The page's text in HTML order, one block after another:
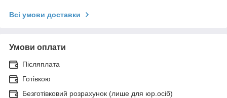
Всі умови доставки
Умови оплати
Післяплата
Готівкою
Безготівковий розрахунок (лише для юр.осіб)